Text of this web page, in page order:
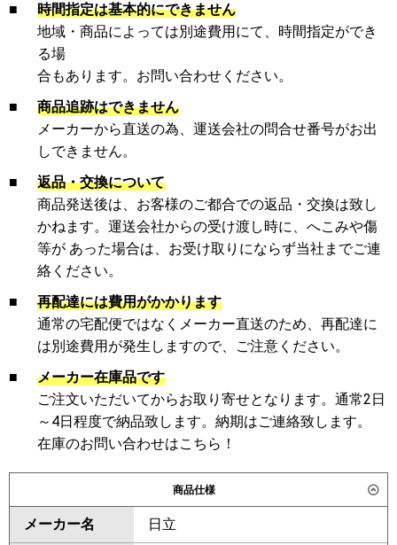
■
時間指定は基本的にできません
地域・商品によっては別途費用にて、時間指定ができ
る場
合もあります。お問い合わせください。
■
商品追跡はできません
メーカーから直送の為、運送会社の問合せ番号がお出
しできません。
■
返品・交換について
商品発送後は、お客様のご都合での返品・交換は致し
かねます。運送会社からの受け渡し時に、へこみや傷
等が あった場合は、お受け取りにならず当社までご連
絡ください。
■
再配達には費用がかかります
通常の宅配便ではなくメーカー直送のため、再配達に
は別途費用が発生しますので、ご注意ください。
■
メーカー在庫品です
ご注文いただいてからお取り寄せとなります。通常2日
～4日程度で納品致します。納期はご連絡致します。
在庫のお問い合わせはこちら！
商品仕様
メーカー名 日立